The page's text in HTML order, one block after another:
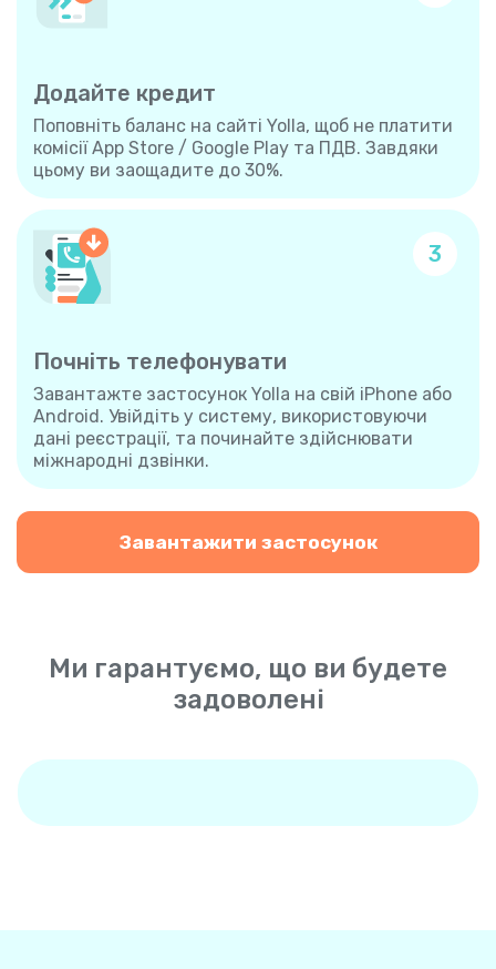
Додайте кредит
Поповніть баланс на сайті Yolla, щоб не платити
комісії App Store / Google Play та ПДВ. Завдяки
цьому ви заощадите до 30%.
3
Почніть телефонувати
Завантажте застосунок Yolla на свій iPhone або
Android. Увійдіть у систему, використовуючи
дані реєстрації, та починайте здійснювати
міжнародні дзвінки.
Завантажити застосунок
Ми гарантуємо, що ви будете
задоволені